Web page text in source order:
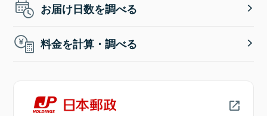
お届け日数を調べる
料金を計算・調べる